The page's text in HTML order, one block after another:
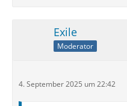
Exile
Moderator
4. September 2025 um 22:42